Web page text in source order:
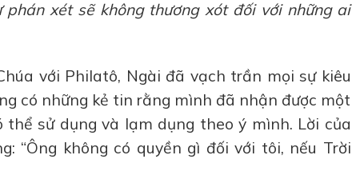
phán xét sẽ không thương xót đối với những ai
với Philatô, Ngài đã vạch trần mọi sự kiêu
có những kẻ tin rằng mình đã nhận được một
sử dụng và lạm dụng theo ý mình. Lời của
“Ông không có quyền gì đối với tôi, nếu Trời